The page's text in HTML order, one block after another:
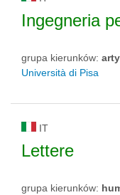
Ingegneria
grupa kierunków:
Università di Pisa
IT
Lettere
grupa kierunków: